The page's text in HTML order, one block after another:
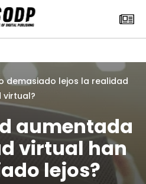
demasiado lejos la realidad
virtual?
aumentada
virtual han
lejos?